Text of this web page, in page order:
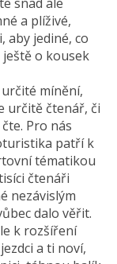
a plíživé,
aby jediné, co
ještě o kousek
mínění,
určitě čtenář, či
Pro nás
patří k
tématikou
čtenáři
nezávislým
dalo věřit.
k rozšíření
a ti noví,